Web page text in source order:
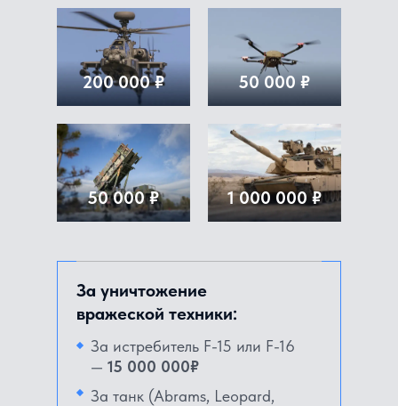
50 000 ₽
50 000 ₽
200 000 ₽
1 000 000 ₽
За уничтожение
вражеской техники:
За истребитель F-15 или F-16
— 15 000 000₽
За танк (Abrams, Leopard,